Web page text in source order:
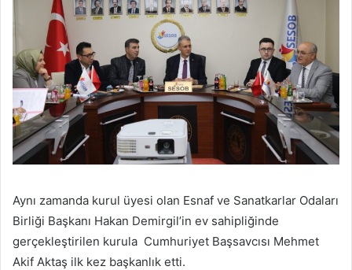
Aynı zamanda kurul üyesi olan Esnaf ve Sanatkarlar Odaları
Birliği Başkanı Hakan Demirgil’in ev sahipliğinde
gerçekleştirilen kurula Cumhuriyet Başsavcısı Mehmet
Akif Aktaş ilk kez başkanlık etti.